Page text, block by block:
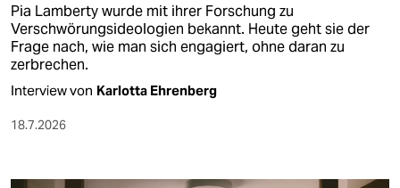
Pia Lamberty wurde mit ihrer Forschung zu
Verschwörungsideologien bekannt. Heute geht sie der
Frage nach, wie man sich engagiert, ohne daran zu
zerbrechen.
Interview von Karlotta Ehrenberg
18.7.2026